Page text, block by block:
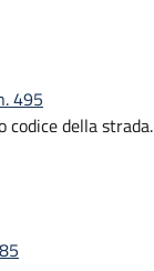
495
codice della strada.